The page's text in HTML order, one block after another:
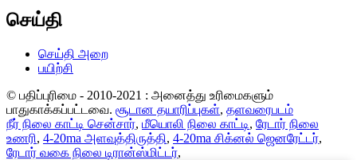
செய்தி
செய்தி அறை
பயிற்சி
© பதிப்புரிமை - 2010-2021 : அனைத்து உரிமைகளும்
பாதுகாக்கப்பட்டவை. சூடான தயாரிப்புகள், தளவரைபடம்
நீர் நிலை காட்டி சென்சார், மீயொலி நிலை காட்டி, ரேடார் நிலை
உணரி, 4-20ma அளவுத்திருத்தி, 4-20ma சிக்னல் ஜெனரேட்டர்,
ரேடார் வகை நிலை டிரான்ஸ்மிட்டர்,